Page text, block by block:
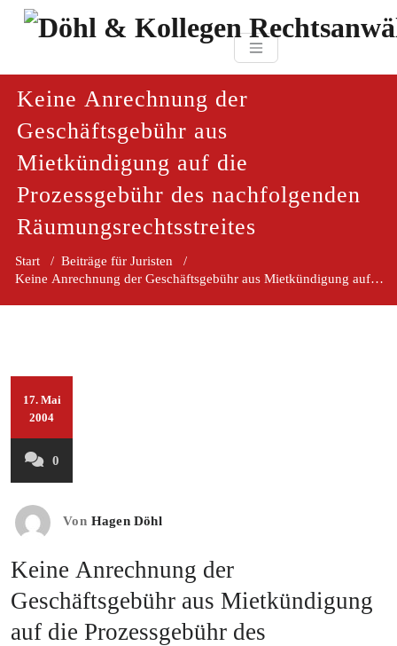
Zum
Döhl & Kollegen
Keine Anrechnung der
Geschäftsgebühr aus
Mietkündigung auf die
Prozessgebühr des nachfolgenden
Räumungsrechtsstreites
Start / Beiträge für Juristen /
Keine Anrechnung der Geschäftsgebühr aus Mietkündigung auf die
17. Mai
2004
0
Von Hagen Döhl
Keine Anrechnung der
Geschäftsgebühr aus Mietkündigung
auf die Prozessgebühr des